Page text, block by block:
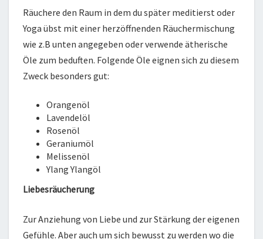
Räuchere den Raum in dem du später meditierst oder
Yoga übst mit einer herzöffnenden Räuchermischung
wie z.B unten angegeben oder verwende ätherische
Öle zum beduften. Folgende Öle eignen sich zu diesem
Zweck besonders gut:
Orangenöl
Lavendelöl
Rosenöl
Geraniumöl
Melissenöl
Ylang Ylangöl
Liebesräucherung
Zur Anziehung von Liebe und zur Stärkung der eigenen
Gefühle. Aber auch um sich bewusst zu werden wo die